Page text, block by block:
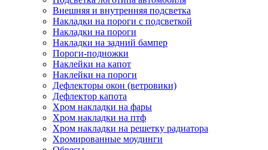
Внешняя и внутренняя подсветка
Накладки на пороги с подсветкой
Накладки на пороги
Накладки на задний бампер
Пороги-подножки
Наклейки на капот
Наклейки на пороги
Дефлекторы окон (ветровики)
Дефлектор капота
Хром накладки на фары
Хром накладки на птф
Хром накладки на решетку радиатора
Хромированные моудинги